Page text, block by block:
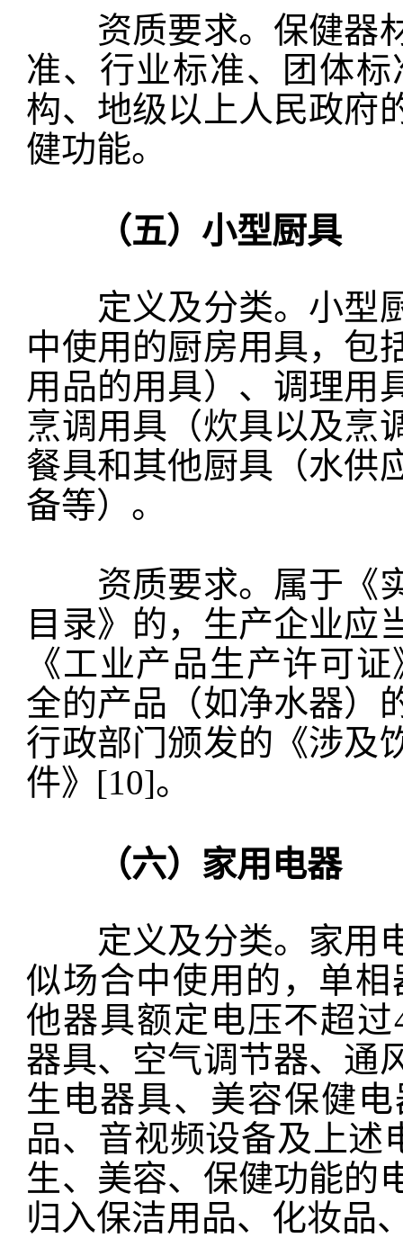
资质要求。保健器材
准、行业标准、团体
构、地级以上人民政府
健功能。
（五）小型厨具
定义及分类。小型厨
中使用的厨房用具，包
用品的用具）、调理用
烹调用具（炊具以及烹
餐具和其他厨具（水供
备等）。
资质要求。属于《实
目录》的，生产企业应
《工业产品生产许可
全的产品（如净水器）
行政部门颁发的《涉及
件》[10]。
（六）家用电器
定义及分类。家用电
似场合中使用的，单
他器具额定电压不超
器具、空气调节器、通
生电器具、美容保健
品、音视频设备及上述
生、美容、保健功能的
归入保洁用品、化妆品